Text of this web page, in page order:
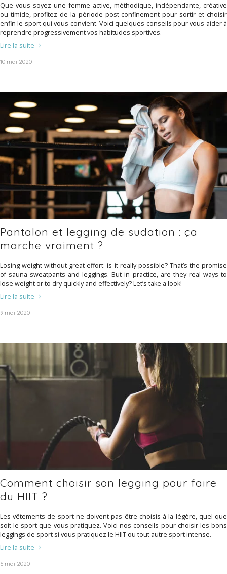
Que vous soyez une femme active, méthodique, indépendante, créative
ou timide, profitez de la période post-confinement pour sortir et choisir
enfin le sport qui vous convient. Voici quelques conseils pour vous aider à
reprendre progressivement vos habitudes sportives.
Lire la suite
10 mai 2020
Pantalon et legging de sudation : ça
marche vraiment ?
Losing weight without great effort: is it really possible? That’s the promise
of sauna sweatpants and leggings. But in practice, are they real ways to
lose weight or to dry quickly and effectively? Let’s take a look!
Lire la suite
9 mai 2020
Comment choisir son legging pour faire
du HIIT ?
Les vêtements de sport ne doivent pas être choisis à la légère, quel que
soit le sport que vous pratiquez. Voici nos conseils pour choisir les bons
leggings de sport si vous pratiquez le HIIT ou tout autre sport intense.
Lire la suite
6 mai 2020